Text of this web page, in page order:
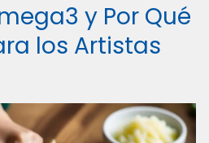
y Por Qué
los Artistas